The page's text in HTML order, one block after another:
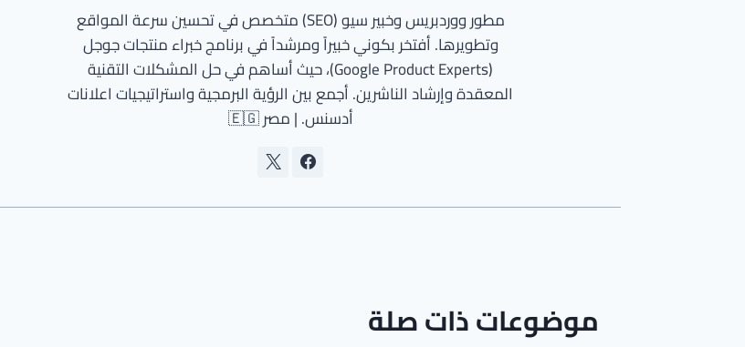
مطور ووردبريس وخبير سيو (SEO) متخصص في تحسين سرعة المواقع
وتطويرها. أفتخر بكوني خبيراً ومرشداً في برنامج خبراء منتجات جوجل
(Google Product Experts)، حيث أساهم في حل المشكلات التقنية
المعقدة وإرشاد الناشرين. أجمع بين الرؤية البرمجية واستراتيجيات اعلانات
أدسنس. | مصر 🇪🇬
موضوعات ذات صلة